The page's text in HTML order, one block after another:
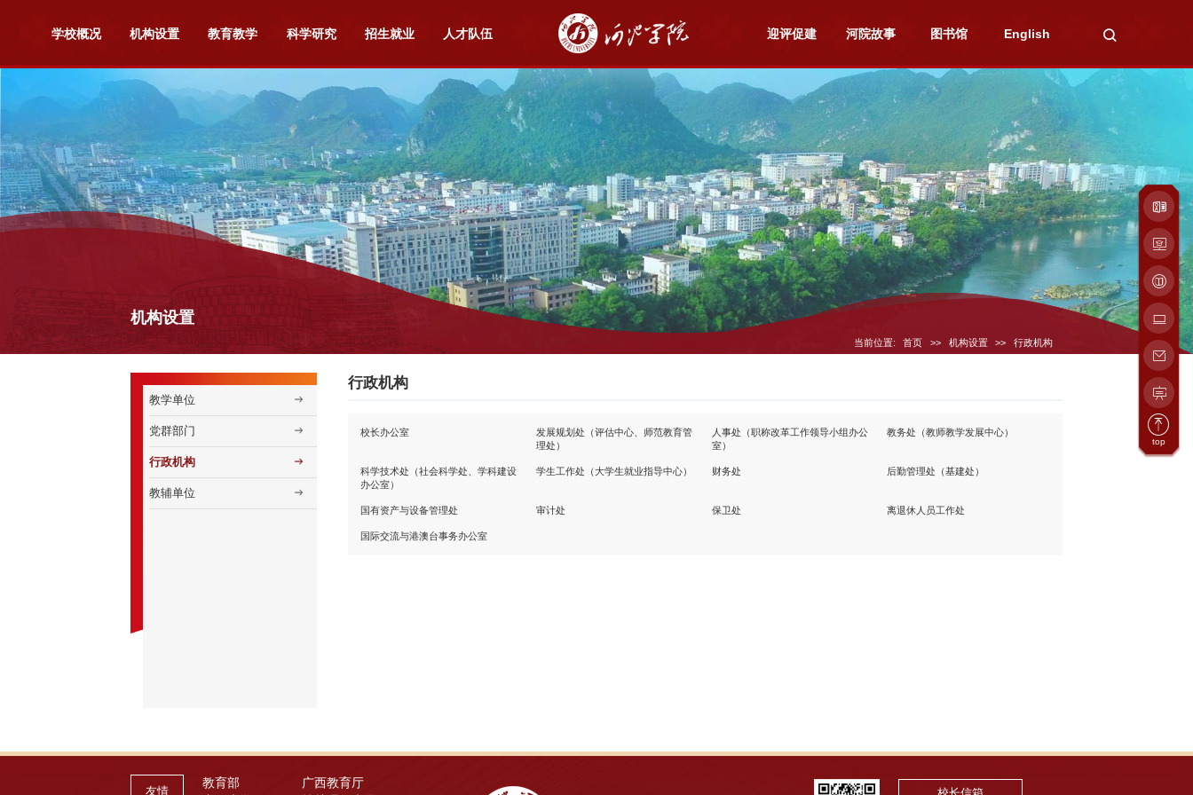
学校概况 机构设置 教育教学 科学研究 招生就业 人才队伍 迎评促建 河院故事 图书馆 English
当前位置: 首页 >> 机构设置 >> 行政机构
机构设置
教学单位
党群部门
行政机构
教辅单位
行政机构
校长办公室
发展规划处（评估中心、师范教育管
理处）
人事处（职称改革工作领导小组办公
室）
教务处（教师教学发展中心）
科学技术处（社会科学处、学科建设
办公室）
学生工作处（大学生就业指导中心） 财务处 后勤管理处（基建处）
国有资产与设备管理处 审计处 保卫处 离退休人员工作处
国际交流与港澳台事务办公室
友情
教育部
广西教育厅
top